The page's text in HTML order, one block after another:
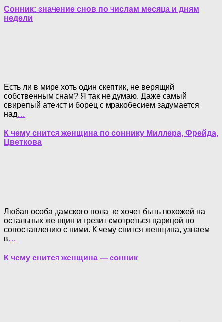
Сонник: значение снов по числам месяца и дням
недели
Есть ли в мире хоть один скептик, не верящий
собственным снам? Я так не думаю. Даже самый
свирепый атеист и борец с мракобесием задумается
над…
К чему снится женщина по соннику Миллера, Фрейда,
Цветкова
Любая особа дамского пола не хочет быть похожей на
остальных женщин и грезит смотреться царицой по
сопоставлению с ними. К чему снится женщина, узнаем
в…
К чему снится женщина — сонник